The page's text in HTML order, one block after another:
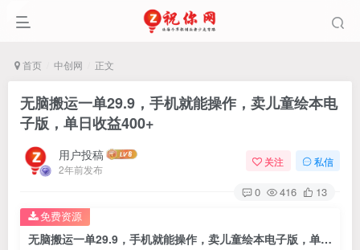
首页 中创网 正文
无脑搬运一单29.9，手机就能操作，卖儿童绘本电
子版，单日收益400+
用户投稿
2年前发布
关注 私信
0 416 13
无脑搬运一单29.9，手机就能操作，卖儿童绘本电子版，单日收益400+
免费资源